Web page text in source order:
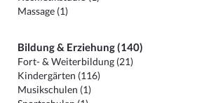
Massage (1)
Bildung & Erziehung (140)
Fort- & Weiterbildung (21)
Kindergärten (116)
Musikschulen (1)